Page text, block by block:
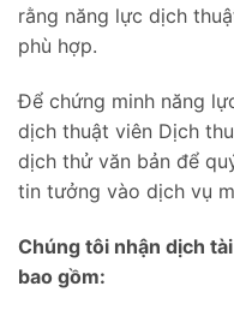
rằng năng lực dịch
phù hợp.
Để chứng minh năng
dịch thuật viên Dịch
dịch thử văn bản để
tin tưởng vào dịch vụ
Chúng tôi nhận dịch
bao gồm: